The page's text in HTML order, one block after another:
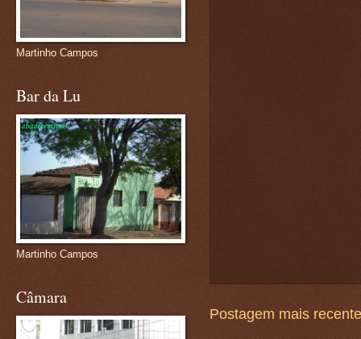
Postagem mais recente
Martinho Campos
Bar da Lu
Martinho Campos
Câmara